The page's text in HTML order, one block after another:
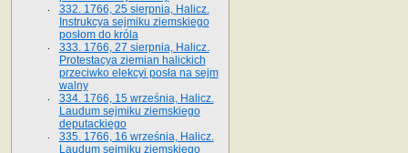
332. 1766, 25 sierpnia, Halicz.
Instrukcya sejmiku ziemskiego
posłom do króla
333. 1766, 27 sierpnia, Halicz.
Protestacya ziemian halickich
przeciwko elekcyi posła na sejm
walny
334. 1766, 15 września, Halicz.
Laudum sejmiku ziemskiego
deputackiego
335. 1766, 16 września, Halicz.
Laudum sejmiku ziemskiego